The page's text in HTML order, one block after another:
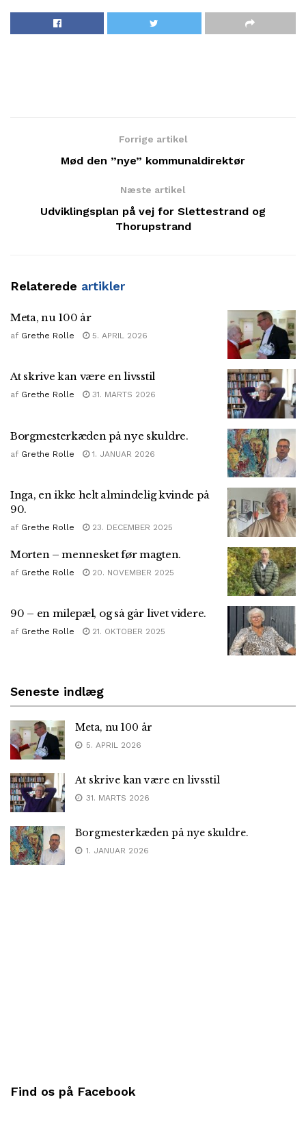
Forrige artikel
Mød den ”nye” kommunaldirektør
Næste artikel
Udviklingsplan på vej for Slettestrand og
Thorupstrand
Relaterede artikler
Meta, nu 100 år
af Grethe Rolle 5. APRIL 2026
At skrive kan være en livsstil
af Grethe Rolle 31. MARTS 2026
Borgmesterkæden på nye skuldre.
af Grethe Rolle 1. JANUAR 2026
Inga, en ikke helt almindelig kvinde på
90.
af Grethe Rolle 23. DECEMBER 2025
Morten – mennesket før magten.
af Grethe Rolle 20. NOVEMBER 2025
90 – en milepæl, og så går livet videre.
af Grethe Rolle 21. OKTOBER 2025
Seneste indlæg
Meta, nu 100 år
5. APRIL 2026
At skrive kan være en livsstil
31. MARTS 2026
Borgmesterkæden på nye skuldre.
1. JANUAR 2026
Find os på Facebook